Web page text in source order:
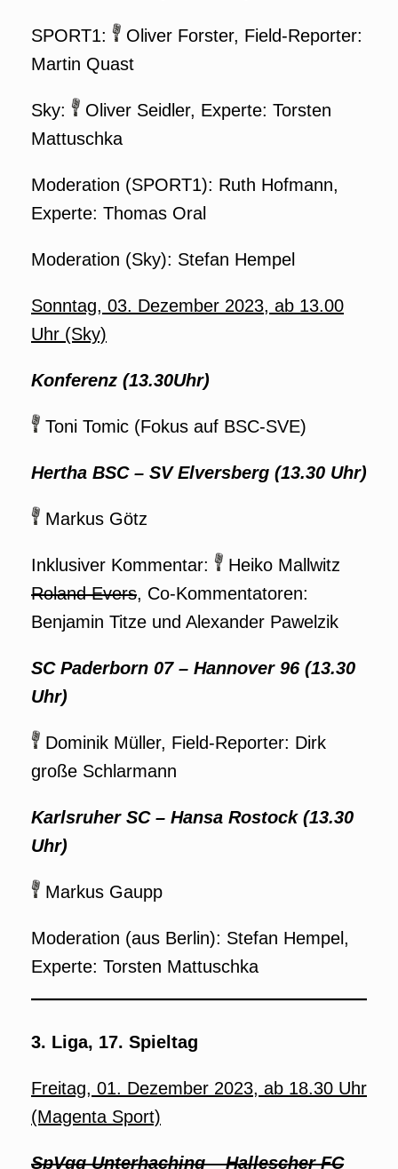
SPORT1:
Oliver Forster, Field-Reporter:
Martin Quast
Sky:
Oliver Seidler, Experte: Torsten
Mattuschka
Moderation (SPORT1): Ruth Hofmann,
Experte: Thomas Oral
Moderation (Sky): Stefan Hempel
Sonntag, 03. Dezember 2023, ab 13.00
Uhr (Sky)
Konferenz (13.30Uhr)
Toni Tomic (Fokus auf BSC-SVE)
Hertha BSC – SV Elversberg (13.30 Uhr)
Markus Götz
Inklusiver Kommentar:
Heiko Mallwitz
Roland Evers, Co-Kommentatoren:
Benjamin Titze und Alexander Pawelzik
SC Paderborn 07 – Hannover 96 (13.30
Uhr)
Dominik Müller, Field-Reporter: Dirk
große Schlarmann
Karlsruher SC – Hansa Rostock (13.30
Uhr)
Markus Gaupp
Moderation (aus Berlin): Stefan Hempel,
Experte: Torsten Mattuschka
3. Liga, 17. Spieltag
Freitag, 01. Dezember 2023, ab 18.30 Uhr
(Magenta Sport)
SpVgg Unterhaching– Hallescher FC